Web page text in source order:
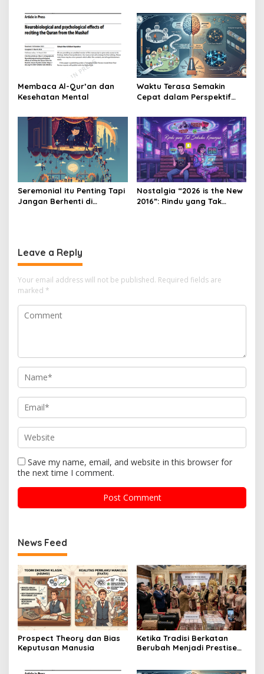
n
Membaca Al-Qur’an dan
Kesehatan Mental
Waktu Terasa Semakin
Cepat dalam Perspektif
Seremonial itu Penting Tapi
Jangan Berhenti di
Nostalgia “2026 is the New
2016”: Rindu yang Tak
Leave a Reply
Your email address will not be published. Required fields are
marked *
Save my name, email, and website in this browser for
the next time I comment.
News Feed
Prospect Theory dan Bias
Keputusan Manusia
Ketika Tradisi Berkatan
Berubah Menjadi Prestise